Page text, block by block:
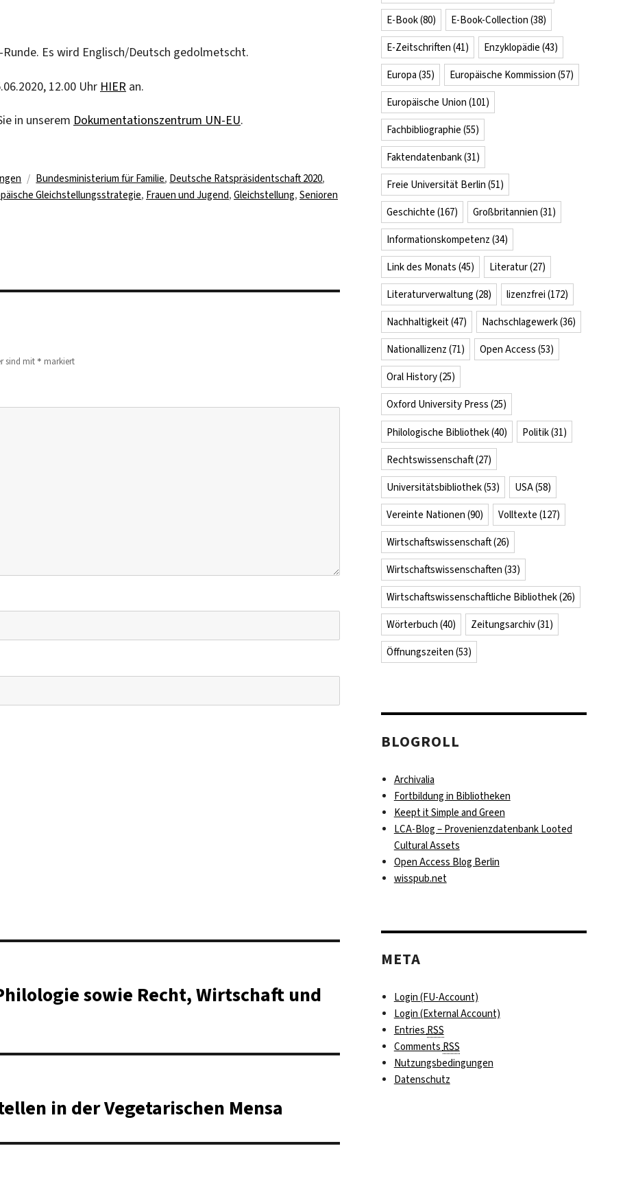
Es wird Englisch/Deutsch gedolmetscht.
12.00 Uhr HIER an.
in unserem Dokumentationszentrum UN-EU.
Schlagwörter
Bundesministerium für Familie, Deutsche Ratspräsidentschaft 2020,
Gleichstellungsstrategie, Frauen und Jugend, Gleichstellung, Senioren
sind mit * markiert
sowie Recht, Wirtschaft und
in der Vegetarischen Mensa
E-Book(80) E-Book-Collection (38)
E-Zeitschriften (41) Enzyklopädie (43)
Europa (35) Europäische Kommission (57)
Europäische Union (101)
Fachbibliographie (55)
Faktendatenbank(31)
Freie Universität Berlin (51)
Geschichte (167) Großbritannien (31)
Informationskompetenz (34)
Link des Monats (45) Literatur(27)
Literaturverwaltung (28) lizenzfrei (172)
Nachhaltigkeit(47) Nachschlagewerk(36)
Nationallizenz (71) Open Access (53)
Oral History(25)
Oxford University Press (25)
Philologische Bibliothek(40) Politik(31)
Rechtswissenschaft(27)
Universitätsbibliothek(53) USA(58)
Vereinte Nationen (90) Volltexte (127)
Wirtschaftswissenschaft(26)
Wirtschaftswissenschaften (33)
Wirtschaftswissenschaftliche Bibliothek(26)
Wörterbuch (40) Zeitungsarchiv(31)
Öffnungszeiten (53)
BLOGROLL
Archivalia
Fortbildung in Bibliotheken
Keept it Simple and Green
LCA-Blog – Provenienzdatenbank Looted
Cultural Assets
Open Access Blog Berlin
wisspub.net
META
Login (FU-Account)
Login (External Account)
EntriesRSS
CommentsRSS
Nutzungsbedingungen
Datenschutz